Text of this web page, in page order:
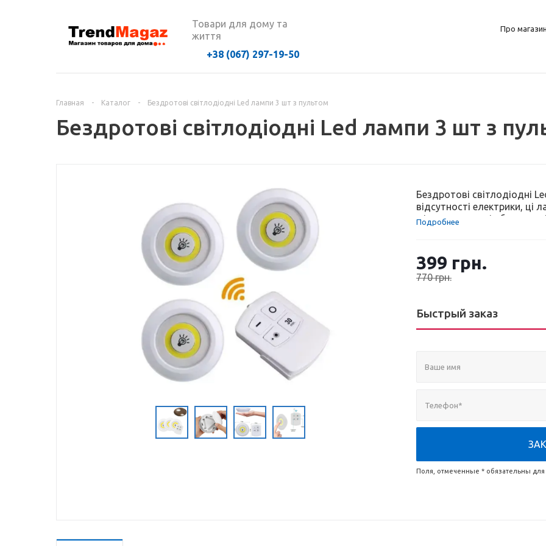
Товари для дому та
життя
+38 (067) 297-19-50
Про магазин
Главная - Каталог - Бездротові світлодіодні Led лампи 3 шт з пультом
Бездротові світлодіодні Led лампи 3 шт з
Бездротові світлодіодні
відсутності електрики,
місце у квартирі або на
включення. Пультом
необхідну яскравість […]
Подробнее
399 грн.
770грн.
Быстрый заказ
Поля, отмеченные * обязательны для